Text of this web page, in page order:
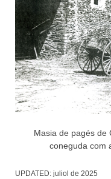
Masia de pagés de
coneguda com
UPDATED: juliol de 2025